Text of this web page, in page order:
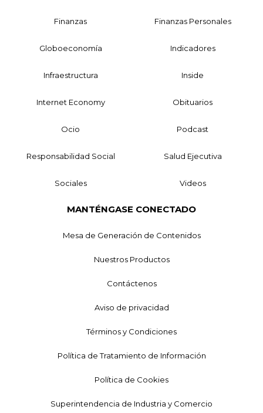
Finanzas Finanzas Personales
Globoeconomía Indicadores
Infraestructura Inside
Internet Economy Obituarios
Ocio Podcast
Responsabilidad Social Salud Ejecutiva
Sociales Videos
MANTÉNGASE CONECTADO
Mesa de Generación de Contenidos
Nuestros Productos
Contáctenos
Aviso de privacidad
Términos y Condiciones
Política de Tratamiento de Información
Política de Cookies
Superintendencia de Industria y Comercio